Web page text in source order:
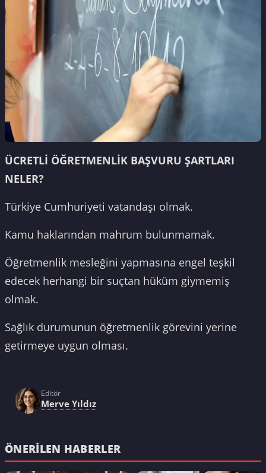
ÜCRETLİ ÖĞRETMENLİK BAŞVURU ŞARTLARI
NELER?
Türkiye Cumhuriyeti vatandaşı olmak.
Kamu haklarından mahrum bulunmamak.
Öğretmenlik mesleğini yapmasına engel teşkil
edecek herhangi bir suçtan hüküm giymemiş
olmak.
Sağlık durumunun öğretmenlik görevini yerine
getirmeye uygun olması.
Editör
Merve Yıldız
ÖNERILEN HABERLER